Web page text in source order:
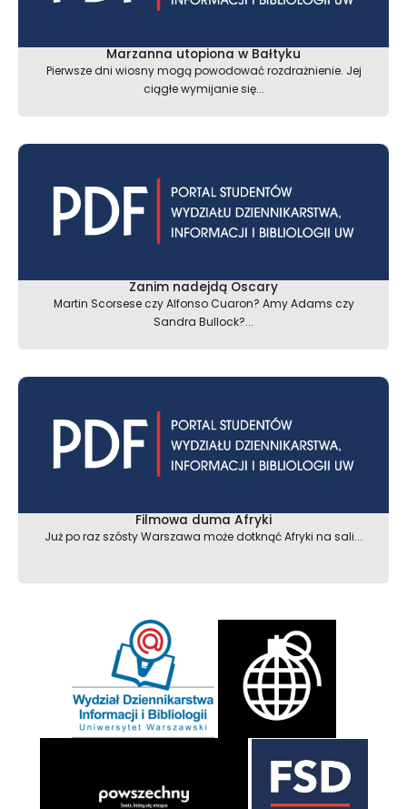
Marzanna utopiona w Bałtyku
Pierwsze dni wiosny mogą powodować rozdrażnienie. Jej
ciągłe wymijanie się...
Zanim nadejdą Oscary
Martin Scorsese czy Alfonso Cuaron? Amy Adams czy
Sandra Bullock?...
Filmowa duma Afryki
Już po raz szósty Warszawa może dotknąć Afryki na sali...